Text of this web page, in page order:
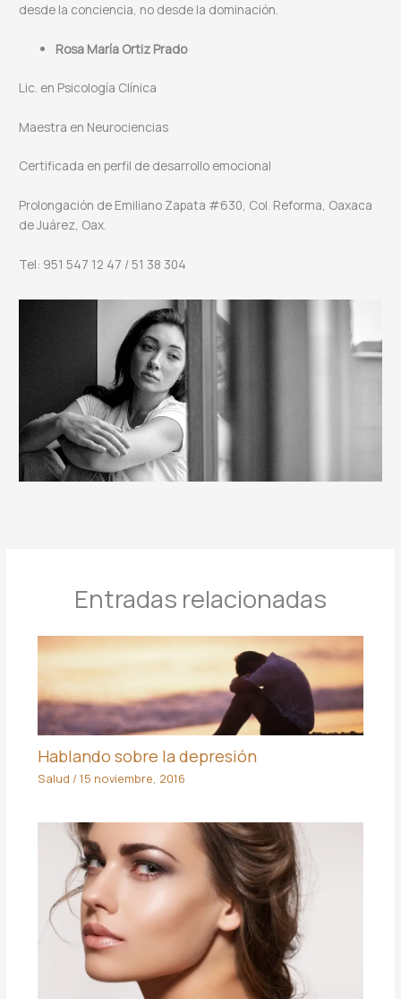
desde la conciencia, no desde la dominación.
Rosa María Ortiz Prado
Lic. en Psicología Clínica
Maestra en Neurociencias
Certificada en perfil de desarrollo emocional
Prolongación de Emiliano Zapata #630, Col. Reforma, Oaxaca
de Juárez, Oax.
Tel: 951 547 12 47 / 51 38 304
Entradas relacionadas
Hablando sobre la depresión
Salud / 15 noviembre, 2016